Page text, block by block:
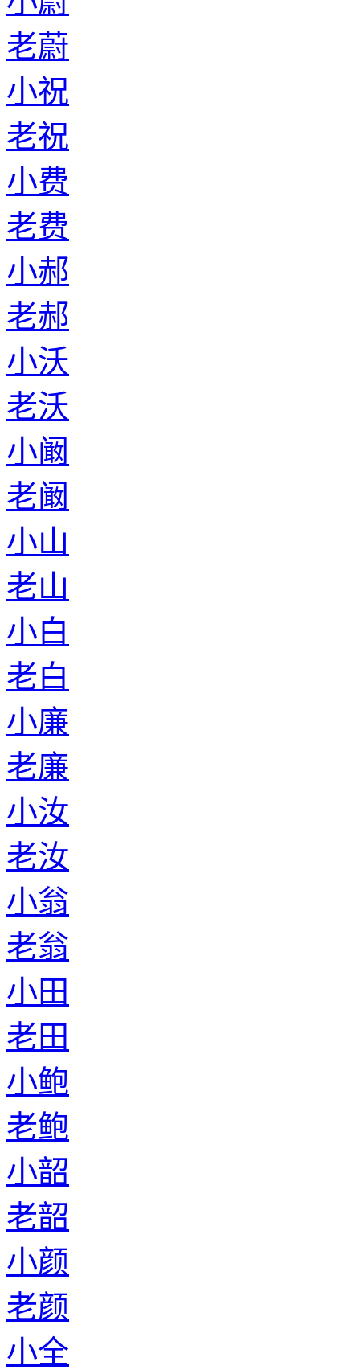
老蔚
小祝
老祝
小费
老费
小郝
老郝
小沃
老沃
小阚
老阚
小山
老山
小白
老白
小廉
老廉
小汝
老汝
小翁
老翁
小田
老田
小鲍
老鲍
小韶
老韶
小颜
老颜
小全